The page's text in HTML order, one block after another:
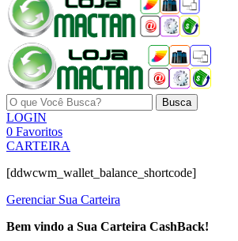
Busca
LOGIN
0 Favoritos
CARTEIRA
[ddwcwm_wallet_balance_shortcode]
Gerenciar Sua Carteira
Bem vindo a Sua Carteira CashBack!